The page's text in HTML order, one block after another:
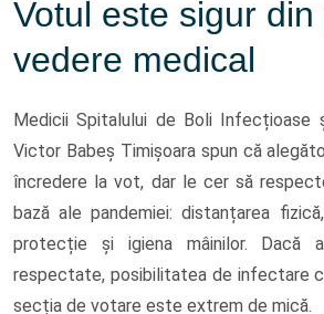
Votul este sigur
vedere medical
Medicii Spitalului de Boli Infecțioase
Victor Babeș Timișoara spun că
încredere la vot, dar le cer să
bază ale pandemiei: distanțarea
protecție și igiena mâinilor. Dacă
respectate, posibilitatea de infectare
secția de votare este extrem de mică.